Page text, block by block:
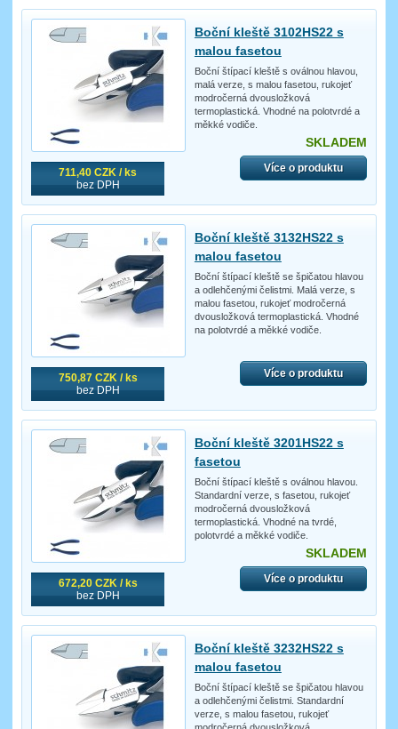
711,40 CZK / ks
bez DPH
Boční kleště 3102HS22 s
malou fasetou
Boční štípací kleště s oválnou hlavou,
malá verze, s malou fasetou, rukojeť
modročerná dvousložková
termoplastická. Vhodné na polotvrdé a
měkké vodiče.
SKLADEM
Více o produktu
750,87 CZK / ks
bez DPH
Boční kleště 3132HS22 s
malou fasetou
Boční štípací kleště se špičatou hlavou
a odlehčenými čelistmi. Malá verze, s
malou fasetou, rukojeť modročerná
dvousložková termoplastická. Vhodné
na polotvrdé a měkké vodiče.
Více o produktu
672,20 CZK / ks
bez DPH
Boční kleště 3201HS22 s
fasetou
Boční štípací kleště s oválnou hlavou.
Standardní verze, s fasetou, rukojeť
modročerná dvousložková
termoplastická. Vhodné na tvrdé,
polotvrdé a měkké vodiče.
SKLADEM
Více o produktu
Boční kleště 3232HS22 s
malou fasetou
Boční štípací kleště se špičatou hlavou
a odlehčenými čelistmi. Standardní
verze, s malou fasetou, rukojeť